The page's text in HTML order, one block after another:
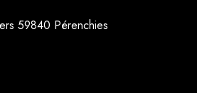
59840 Pérenchies